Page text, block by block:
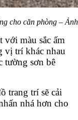
cho căn phòng –
màu sắc ấm
vị trí khác nhau
tường sơn bê
trang trí sẽ cải
nhá hơn cho